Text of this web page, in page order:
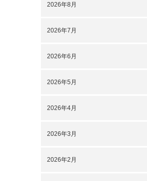
2026年8月
2026年7月
2026年6月
2026年5月
2026年4月
2026年3月
2026年2月